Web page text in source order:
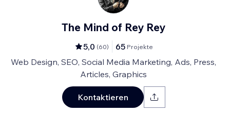
The Mind of Rey Rey
5,0 (60) 65 Projekte
Web Design, SEO, Social Media Marketing, Ads, Press,
Articles, Graphics
Kontaktieren